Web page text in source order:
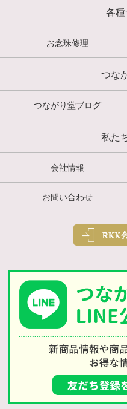
各種
お念珠修理
つな
つながり堂ブログ
私た
会社情報
お問い合わせ